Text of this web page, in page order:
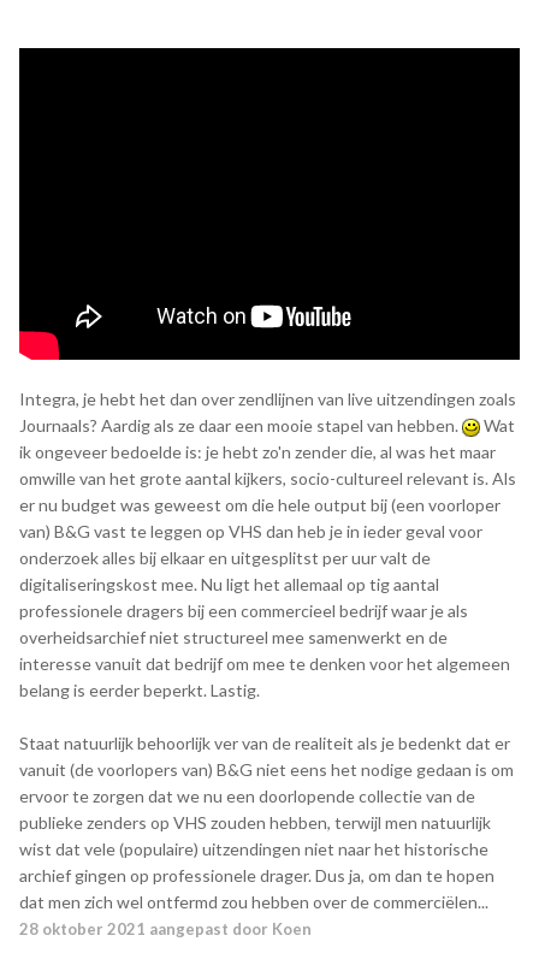
Integra, je hebt het dan over zendlijnen van live uitzendingen zoals
Journaals? Aardig als ze daar een mooie stapel van hebben.
Wat
ik ongeveer bedoelde is: je hebt zo'n zender die, al was het maar
omwille van het grote aantal kijkers, socio-cultureel relevant is. Als
er nu budget was geweest om die hele output bij (een voorloper
van) B&G vast te leggen op VHS dan heb je in ieder geval voor
onderzoek alles bij elkaar en uitgesplitst per uur valt de
digitaliseringskost mee. Nu ligt het allemaal op tig aantal
professionele dragers bij een commercieel bedrijf waar je als
overheidsarchief niet structureel mee samenwerkt en de
interesse vanuit dat bedrijf om mee te denken voor het algemeen
belang is eerder beperkt. Lastig.
Staat natuurlijk behoorlijk ver van de realiteit als je bedenkt dat er
vanuit (de voorlopers van) B&G niet eens het nodige gedaan is om
ervoor te zorgen dat we nu een doorlopende collectie van de
publieke zenders op VHS zouden hebben, terwijl men natuurlijk
wist dat vele (populaire) uitzendingen niet naar het historische
archief gingen op professionele drager. Dus ja, om dan te hopen
dat men zich wel ontfermd zou hebben over de commerciëlen...
28 oktober 2021 aangepast door Koen